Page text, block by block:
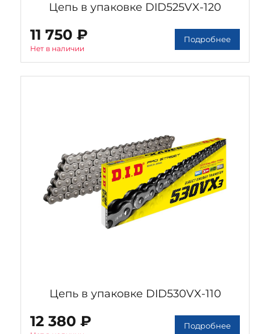
Цепь в упаковке DID525VX-120
11 750 ₽
Нет в наличии
Подробнее
Цепь в упаковке DID530VX-110
12 380 ₽ Подробнее